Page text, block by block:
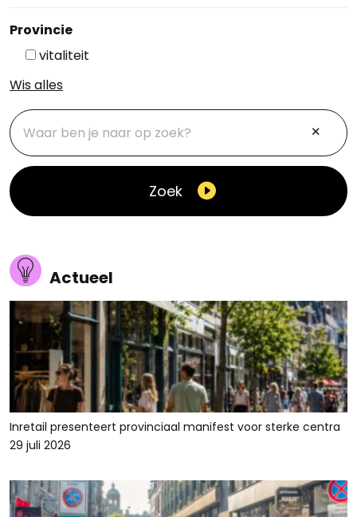
Provincie
vitaliteit
Wis alles
Zoek
Actueel
Inretail presenteert provinciaal manifest voor sterke centra
29 juli 2026